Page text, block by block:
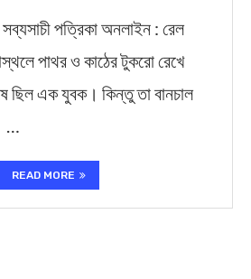
পত্রিকা অনলাইন : রেল
পাথর ও কাঠের টুকরো রেখে
ছিল এক যুবক। কিন্তু তা বানচাল
…
READ MORE